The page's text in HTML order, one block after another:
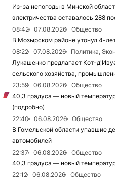
Из-за непогоды в Минской
электричества оставалось 288
08:42
07.08.2026
Общество
В Мозырском районе утонул 4-
08:22
07.08.2026
Политика,
Лукашенко предлагает Кот-
сельского хозяйства,
23:59
06.08.2026
Общество
40,3 градуса — новый
(подробно)
22:40
06.08.2026
Общество
В Гомельской области упавшие
автомобилей
22:37
06.08.2026
Общество
40,3 градуса — новый
22:12
06.08.2026
Общество